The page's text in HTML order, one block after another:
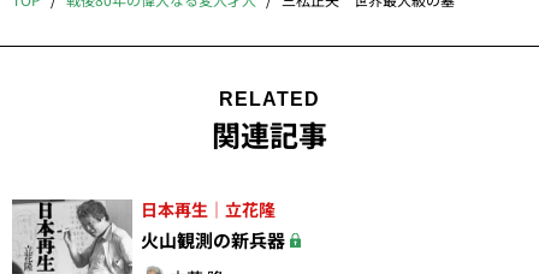
RELATED
関連記事
日本再生｜立花隆
火山観測の新兵器